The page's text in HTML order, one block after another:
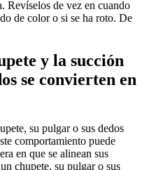
Revíselos de vez en cuando
de color o si se ha roto. De
y la succión
se convierten en
su pulgar o sus dedos
comportamiento puede
en que se alinean sus
chupete, su pulgar o sus